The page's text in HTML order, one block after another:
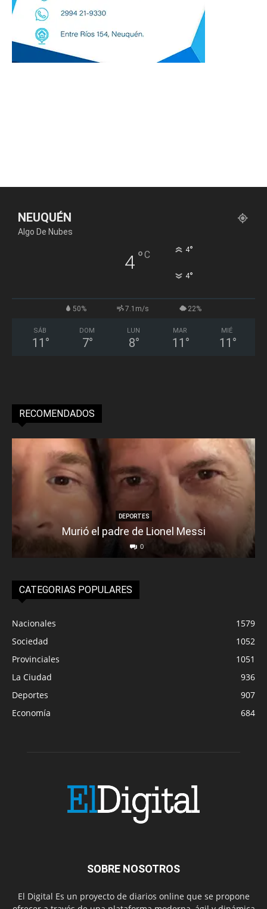
NEUQUÉN
Algo De Nubes
4°C 4°
4°
50% 7.1m/s 22%
SÁB
11 °
DOM
7°
LUN
8°
MAR
11 °
MIÉ
11 °
RECOMENDADOS
DEPORTES
Murió el padre de Lionel Messi
0
CATEGORIAS POPULARES
Nacionales
1579
Sociedad
1052
Provinciales
1051
La Ciudad
936
Deportes
907
Economía
684
SOBRE NOSOTROS
El Digital Es un proyecto de diarios online que se propone